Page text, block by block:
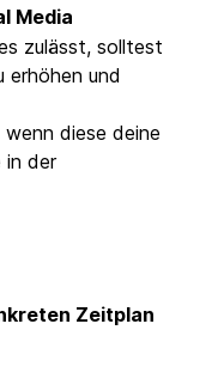
Media
zulässt, solltest
und
diese deine
in der
Zeitplan